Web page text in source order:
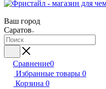
Ваш город
Саратов
Сравнение0
Избранные товары 0
Корзина 0